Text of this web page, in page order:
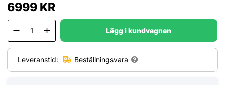
6999KR
Lägg i kundvagnen
Leveranstid: Beställningsvara